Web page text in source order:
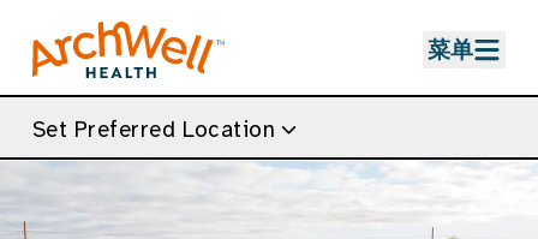
菜单
Set Preferred Location